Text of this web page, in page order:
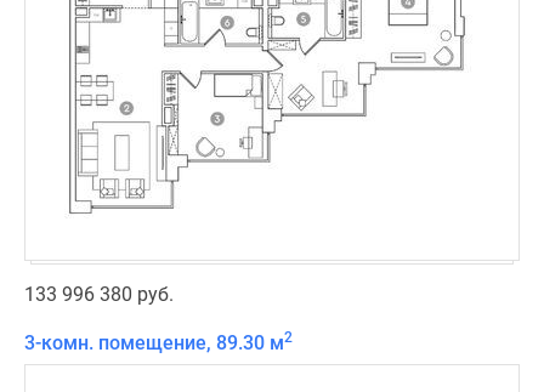
133 996 380 руб.
3-комн. помещение, 89.30 м2